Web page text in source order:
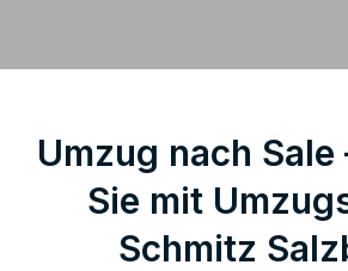
Umzug nach Sale
Sie mit
Schmitz